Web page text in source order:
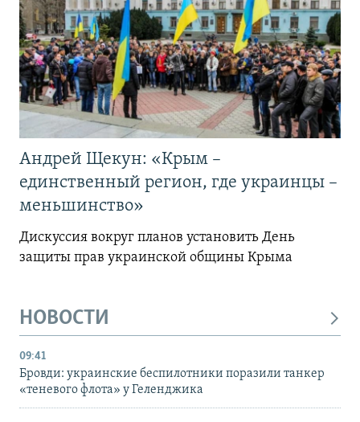
Андрей Щекун: «Крым –
единственный регион, где украинцы –
меньшинство»
Дискуссия вокруг планов установить День
защиты прав украинской общины Крыма
НОВОСТИ
09:41
Бровди: украинские беспилотники поразили танкер
«теневого флота» у Геленджика